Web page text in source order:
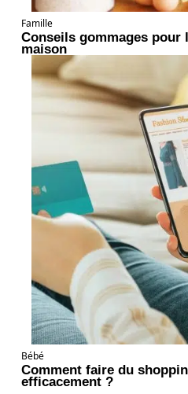
Famille
Conseils gommages pour
maison
Bébé
Comment faire du
efficacement ?